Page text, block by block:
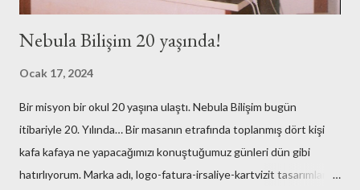
Nebula Bilişim 20 yaşında!
Ocak 17, 2024
Bir misyon bir okul 20 yaşına ulaştı. Nebula Bilişim bugün
itibariyle 20. Yılında… Bir masanın etrafında toplanmış dört kişi
kafa kafaya ne yapacağımızı konuştuğumuz günleri dün gibi
hatırlıyorum. Marka adı, logo-fatura-irsaliye-kartvizit tasarımları,